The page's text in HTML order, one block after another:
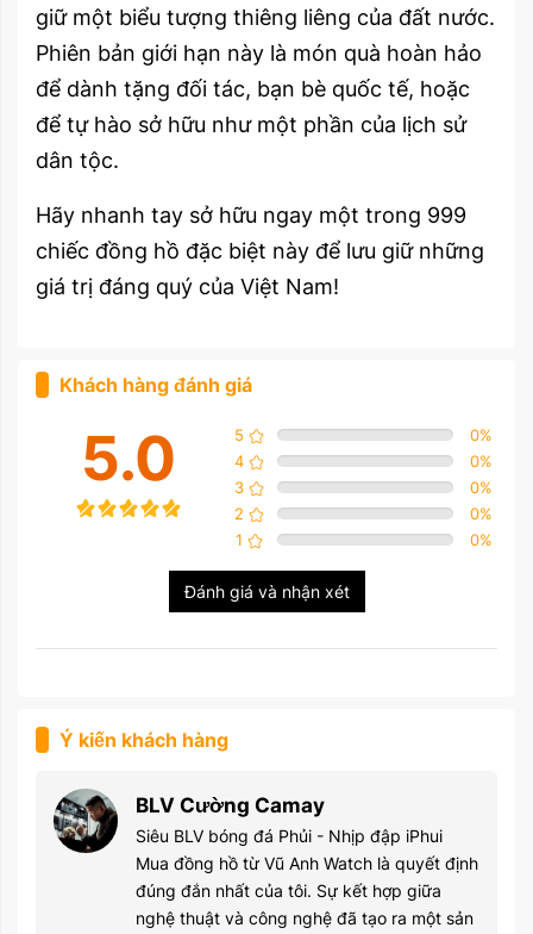
giữ một biểu tượng thiêng liêng của đất nước.
Phiên bản giới hạn này là món quà hoàn hảo
để dành tặng đối tác, bạn bè quốc tế, hoặc
để tự hào sở hữu như một phần của lịch sử
dân tộc.
Hãy nhanh tay sở hữu ngay một trong 999
chiếc đồng hồ đặc biệt này để lưu giữ những
giá trị đáng quý của Việt Nam!
Khách hàng đánh giá
5.0 5 0%
4
0%
3
0%
2
0%
1
0%
Đánh giá và nhận xét
Ý kiến khách hàng
BLV Cường Camay
Siêu BLV bóng đá Phủi - Nhịp đập iPhui
Mua đồng hồ từ Vũ Anh Watch là quyết định
đúng đắn nhất của tôi. Sự kết hợp giữa
nghệ thuật và công nghệ đã tạo ra một sản